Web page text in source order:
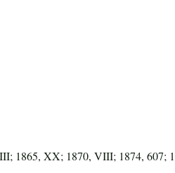
1865, XX; 1870, VIII; 1874, 607;